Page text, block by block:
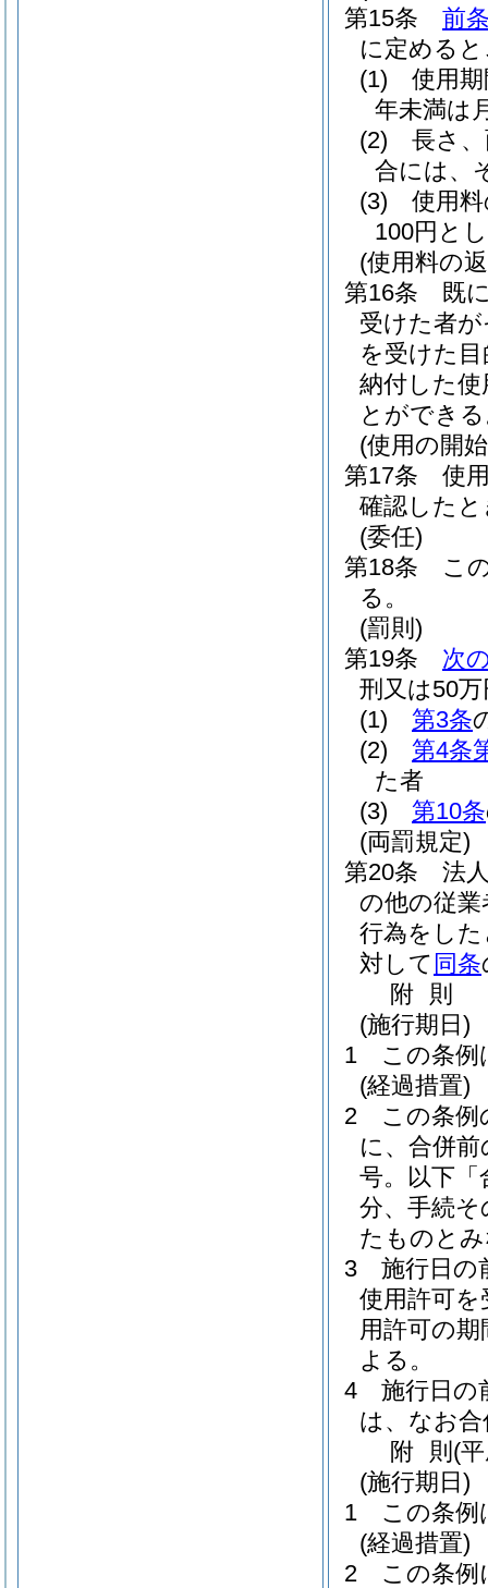
第15条
前
に定める
(1)
使用
年未満は
(2)
長さ
合には、
(3)
使用
100円と
(使用料の
第16条
既
受けた者
を受けた
納付した
とができ
(使用の開
第17条
使
確認した
(委任)
第18条
こ
る。
(罰則)
第19条
次
刑又は50
(1)
第3条
(2)
第4条
た者
(3)
第10条
(両罰規定)
第20条
法
の他の従
行為をし
対して 同条
附 則
(施行期日)
1
この条例
(経過措置)
2
この条例
に、合併
号。以下「
分、手続
たものと
3
施行日の
使用許可
用許可の
よる。
4
施行日の
は、なお
附 則 (
(施行期日)
1
この条例
(経過措置)
2
この条例